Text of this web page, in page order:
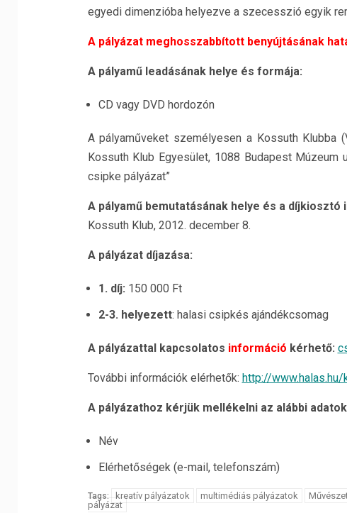
egyedi dimenzióba helyezve a szecesszió egyik
A pályázat meghosszabbított benyújtásának
A pályamű leadásának helye és formája:
CD vagy DVD hordozón
A pályaműveket személyesen a Kossuth Klubba
Kossuth Klub Egyesület, 1088 Budapest Múzeum
csipke pályázat”
A pályamű bemutatásának helye és a díjkiosztó
Kossuth Klub, 2012. december 8.
A pályázat díjazása:
1. díj: 150 000 Ft
2-3. helyezett: halasi csipkés ajándékcsomag
A pályázattal kapcsolatos információ kérhető:
További információk elérhetők: http://
A pályázathoz kérjük mellékelni az alábbi
Név
Elérhetőségek (e-mail, telefonszám)
Tags: kreatív pályázatok multimédiás pályázatok
pályázat